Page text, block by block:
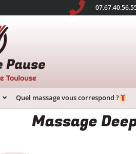
Quel massage vous correspond ?
Massage